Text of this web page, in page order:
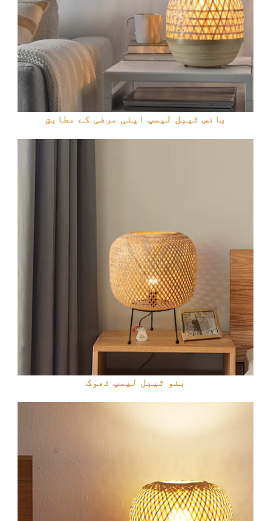
بانس ٹیبل لیمپ اپنی مرضی کے مطابق
بنو ٹیبل لیمپ تھوک